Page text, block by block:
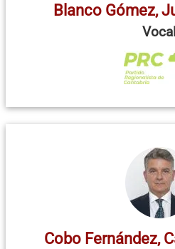
Blanco Gómez,
Vocal
Cobo Fernández,